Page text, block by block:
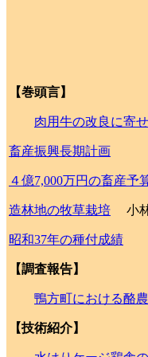
【巻頭言】
肉用牛の改良に寄
畜産振興長期計画
４億7,000万円の畜産予
造林地の牧草栽培 小
昭和37年の種付成績
【調査報告】
鴨方町における酪
【技術紹介】